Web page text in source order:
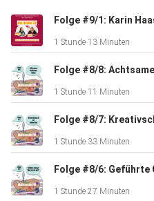
Nimm dir selbst dein
während du malst.
Malen von
Raphaela C. Häringer auf
1 Stunde 13 Minuten
Folge #8/8:
1 Stunde 11 Minuten
1 Stunde 33 Minuten
1 Stunde 27 Minuten